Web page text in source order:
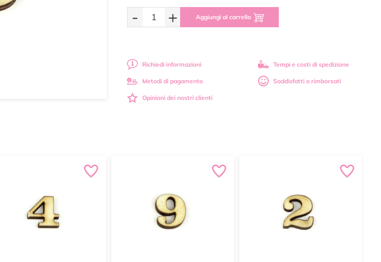
- + Aggiungi al carrello
Richiedi informazioni Tempi e costi di spedizione
Metodi di pagamento Soddisfatti o rimborsati
Opinioni dei nostri clienti